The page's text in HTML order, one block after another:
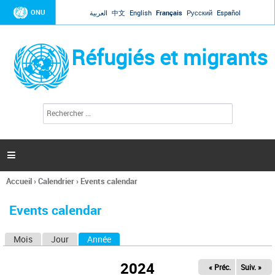
Jump to navigation
ONU العربية 中文 English Français Русский Español
Réfugiés et migrants
l
c
h
e

Vous
ici
Accueil›Calendrier› Events calendar
Events calendar
Mois Jour Année
2024 « Préc. Suiv. »